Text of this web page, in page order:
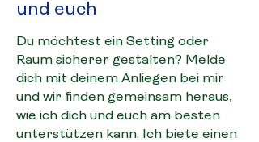
und euch
Du möchtest ein Setting oder
Raum sicherer gestalten? Melde
dich mit deinem Anliegen bei mir
und wir finden gemeinsam heraus,
wie ich dich und euch am besten
unterstützen kann. Ich biete einen